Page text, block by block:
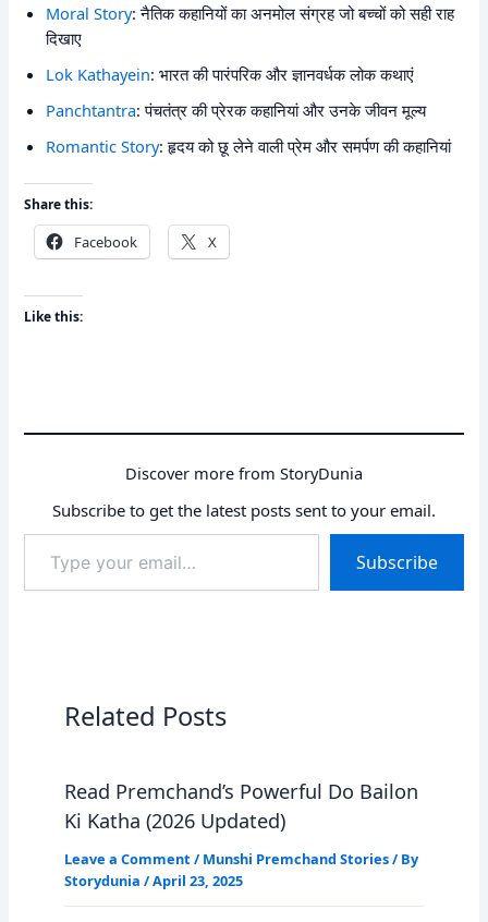
Moral Story: नैतिक कहानियों का अनमोल संग्रह जो बच्चों को सही राह
दिखाए
Lok Kathayein: भारत की पारंपरिक और ज्ञानवर्धक लोक कथाएं
Panchtantra: पंचतंत्र की प्रेरक कहानियां और उनके जीवन मूल्य
Romantic Story: हृदय को छू लेने वाली प्रेम और समर्पण की कहानियां
Share this:
Facebook X
Like this:
Discover more from StoryDunia
Subscribe to get the latest posts sent to your email.
your
email…
Subscribe
Related Posts
Read Premchand’s Powerful Do Bailon
Ki Katha (2026 Updated)
Leave a Comment / Munshi Premchand Stories/ By
Storydunia /April 23, 2025